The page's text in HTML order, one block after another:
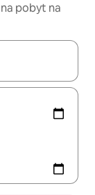
pobyt na
się po nich za